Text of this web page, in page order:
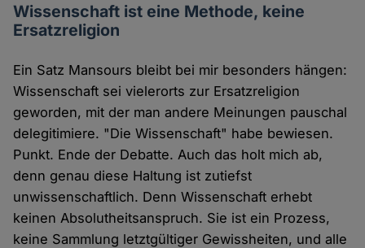
Wissenschaft ist eine Methode, keine
Ersatzreligion
Ein Satz Mansours bleibt bei mir besonders hängen:
Wissenschaft sei vielerorts zur Ersatzreligion
geworden, mit der man andere Meinungen pauschal
delegitimiere. "Die Wissenschaft" habe bewiesen.
Punkt. Ende der Debatte. Auch das holt mich ab,
denn genau diese Haltung ist zutiefst
unwissenschaftlich. Denn Wissenschaft erhebt
keinen Absolutheitsanspruch. Sie ist ein Prozess,
keine Sammlung letztgültiger Gewissheiten, und alle